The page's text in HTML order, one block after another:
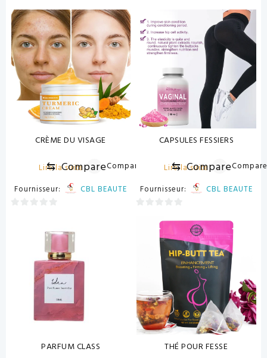
0
sur
5
sur
5
CRÈME DU VISAGE
Lire la suite
⇆ CompareCompare
Fournisseur:
CBL BEAUTE
CAPSULES FESSIERS
Lire la suite
⇆ Compare
Fournisseur:
CBL BEAUTE
PARFUM CLASS THÉ POUR FESSE